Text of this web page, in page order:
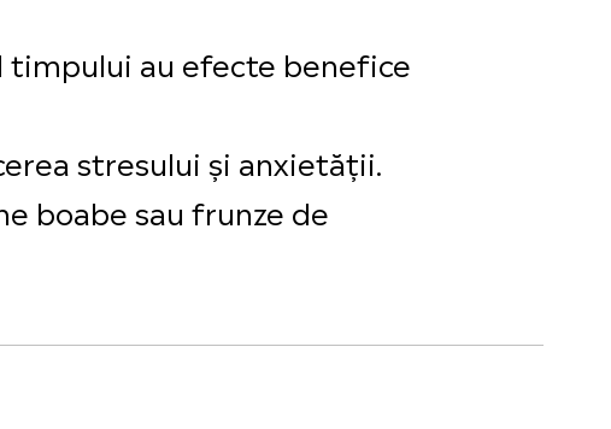
timpului au efecte benefice
stresului și anxietății.
boabe sau frunze de